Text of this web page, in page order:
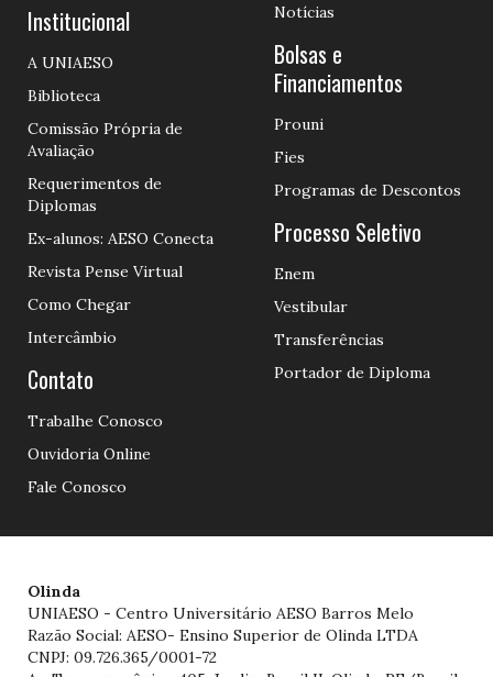
Institucional
A UNIAESO
Biblioteca
Comissão Própria de
Avaliação
Requerimentos de
Diplomas
Ex-alunos: AESO Conecta
Revista Pense Virtual
Como Chegar
Intercâmbio
Contato
Trabalhe Conosco
Ouvidoria Online
Fale Conosco
Notícias
Bolsas e
Financiamentos
Prouni
Fies
Programas de Descontos
Processo Seletivo
Enem
Vestibular
Transferências
Portador de Diploma
Olinda
UNIAESO - Centro Universitário AESO Barros Melo
Razão Social: AESO- Ensino Superior de Olinda LTDA
CNPJ: 09.726.365/0001-72